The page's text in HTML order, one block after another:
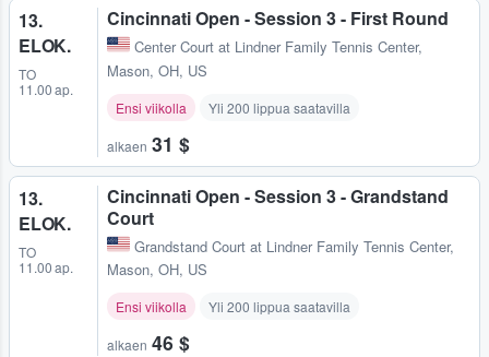
13.
ELOK.
TO
11.00 ap.
Cincinnati Open - Session 3 - First Round
Center Court at Lindner Family Tennis Center,
Mason, OH, US
Ensi viikolla Yli 200 lippua saatavilla
alkaen 31 $
13.
ELOK.
TO
11.00 ap.
Cincinnati Open - Session 3 - Grandstand
Court
Grandstand Court at Lindner Family Tennis Center,
Mason, OH, US
Ensi viikolla Yli 200 lippua saatavilla
alkaen 46 $